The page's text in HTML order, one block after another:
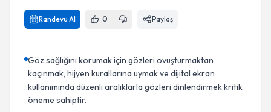
Randevu Al 0 Paylaş
Göz sağlığını korumak için gözleri ovuşturmaktan
kaçınmak, hijyen kurallarına uymak ve dijital ekran
kullanımında düzenli aralıklarla gözleri dinlendirmek kritik
öneme sahiptir.